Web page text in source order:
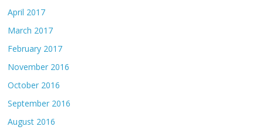
April 2017
March 2017
February 2017
November 2016
October 2016
September 2016
August 2016